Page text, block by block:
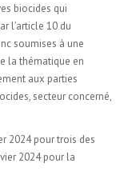
biocides qui
l’article 10 du
soumises à une
la thématique en
aux parties
secteur concerné,
2024 pour trois des
2024 pour la